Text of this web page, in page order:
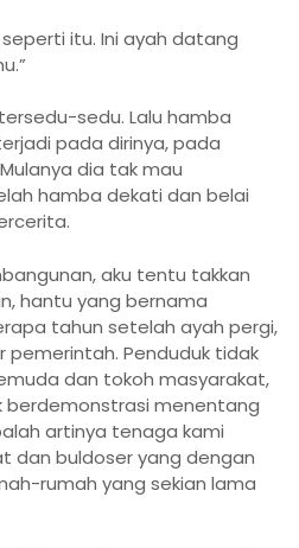
itu. Ini ayah datang
sedu. Lalu hamba
pada dirinya, pada
dia tak mau
hamba dekati dan belai
aku tentu takkan
hantu yang bernama
tahun setelah ayah pergi,
pemerintah. Penduduk tidak
dan tokoh masyarakat,
berdemonstrasi menentang
artinya tenaga kami
dan buldoser yang dengan
rumah yang sekian lama